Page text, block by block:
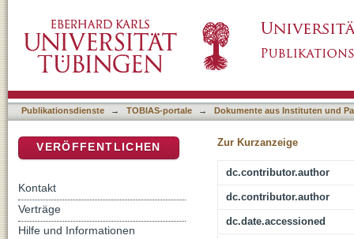
Publikationsdienste → TOBIAS-portale → Dokumente aus Instituten und
Zur Kurzanzeige
dc.contributor.author
dc.contributor.author
dc.date.accessioned
VERÖFFENTLICHEN
Kontakt
Verträge
Hilfe und Informationen